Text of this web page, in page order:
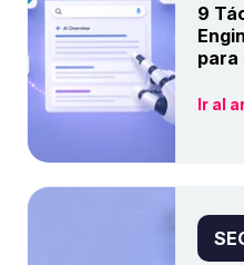
9
para
Ir al